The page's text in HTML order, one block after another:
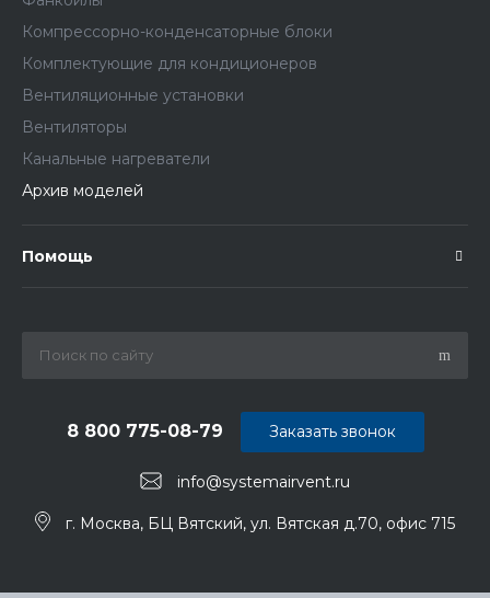
Компрессорно-конденсаторные блоки
Комплектующие для кондиционеров
Вентиляционные установки
Вентиляторы
Канальные нагреватели
Архив моделей
Помощь
info@systemairvent.ru
8 800 775-08-79
г. Москва, БЦ Вятский, ул. Вятская д.70, офис 715
Заказать звонок